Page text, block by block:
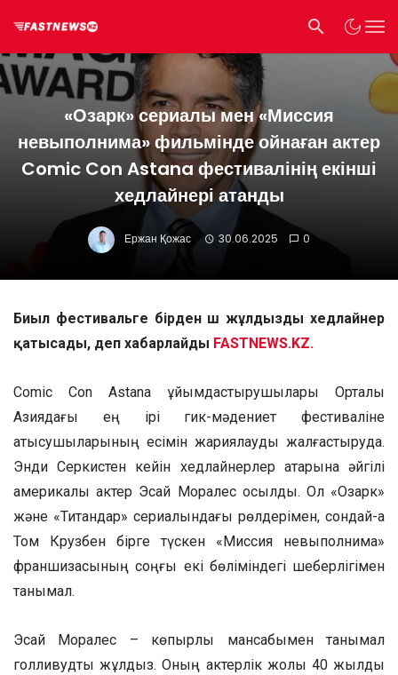
«Озарк» сериалы мен «Миссия
невыполнима» фильмінде ойнаған актер
Comic Con Astana фестивалінің екінші
хедлайнері атанды
Ержан Қожас 30.06.2025 0
Биыл фестивальге бірден үш жұлдызды хедлайнер
қатысады, деп хабарлайды FASTNEWS.KZ.
Comic Con Astana ұйымдастырушылары Орталық
Азиядағы ең ірі гик-мәдениет фестиваліне
қатысушыларының есімін жариялауды жалғастыруда.
Энди Серкистен кейін хедлайнерлер қатарына әйгілі
америкалық актер Эсай Моралес қосылды. Ол «Озарк»
және «Титандар» сериалындағы рөлдерімен, сондай-ақ
Том Крузбен бірге түскен «Миссия невыполнима»
франшизасының соңғы екі бөліміндегі шеберлігімен
танымал.
Эсай Моралес – көпқырлы мансабымен танымал
голливудтық жұлдыз. Оның актерлік жолы 40 жылды